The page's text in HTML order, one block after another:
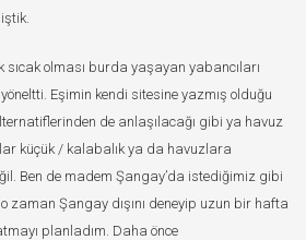
sıcak olması burda yaşayan yabancıları
Eşimin kendi sitesine yazmış olduğu
de anlaşılacağı gibi ya havuz
küçük / kalabalık ya da havuzlara
Ben de madem Şangay’da istediğimiz gibi
zaman Şangay dışını deneyip uzun bir hafta
planladım. Daha önce